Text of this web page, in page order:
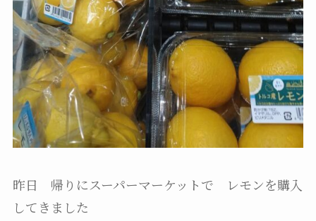
昨日 帰りにスーパーマーケットで レモンを購入
してきました